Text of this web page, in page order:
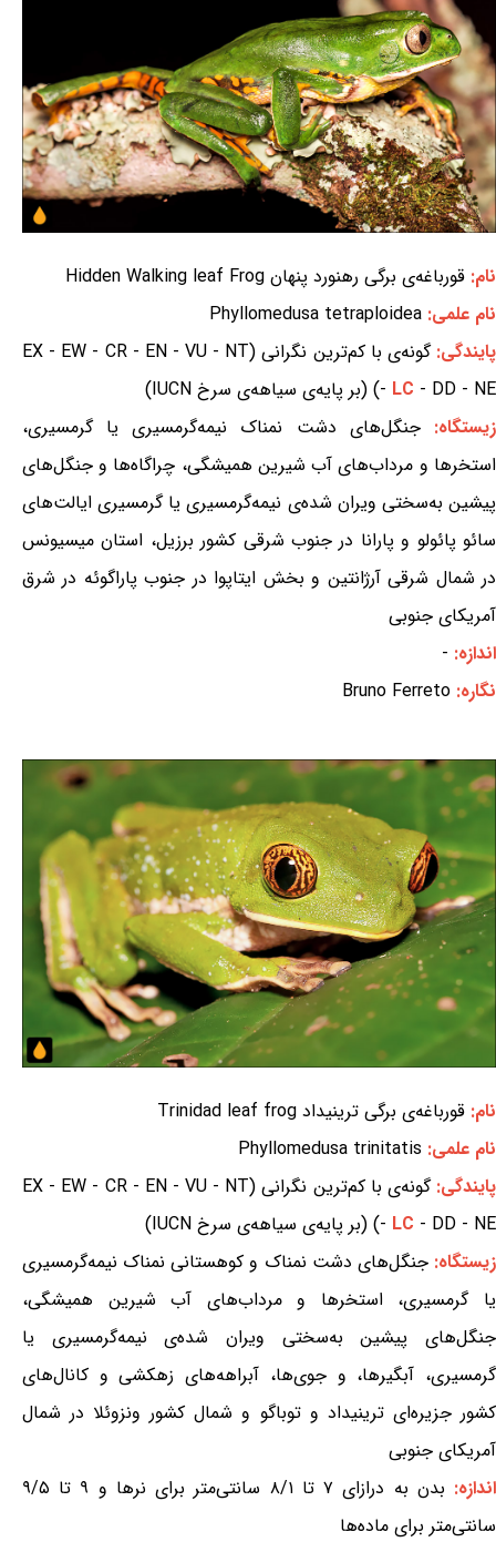
نام: قورباغه‌ی برگی رهنورد پنهان Hidden Walking leaf Frog
نام علمی: Phyllomedusa tetraploidea
پایندگی:
گونه‌ی با کم‌ترین نگرانی (EX - EW - CR - EN - VU - NT
- LC - DD - NE) (بر پایه‌ی سیاهه‌ی سرخ IUCN)
زیستگاه:جنگل‌های دشت نمناک نیمه‌گرمسیری یا گرمسیری،
استخرها و مرداب‌های آب شیرین همیشگی، چراگاه‌ها و جنگل‌های
پیشین به‌سختی ویران شده‌ی نیمه‌گرمسیری یا گرمسیری ایالت‌های
سائو پائولو و پارانا در جنوب شرقی کشور برزیل، استان میسیونس
در شمال شرقی آرژانتین و بخش ایتاپوا در جنوب پاراگوئه در شرق
آمریکای جنوبی
اندازه: -
نگاره: Bruno Ferreto
نام: قورباغه‌ی برگی ترینیداد Trinidad leaf frog
نام علمی: Phyllomedusa trinitatis
پایندگی:
گونه‌ی با کم‌ترین نگرانی (EX - EW - CR - EN - VU - NT
- LC - DD - NE) (بر پایه‌ی سیاهه‌ی سرخ IUCN)
زیستگاه:جنگل‌های دشت نمناک و کوهستانی نمناک نیمه‌گرمسیری
یا گرمسیری، استخرها و مرداب‌های آب شیرین همیشگی،
جنگل‌های پیشین به‌سختی ویران شده‌ی نیمه‌گرمسیری یا
گرمسیری، آبگیرها، و جوی‌ها، آبراهه‌های زهکشی و کانال‌های
کشور جزیره‌ای ترینیداد و توباگو و شمال کشور ونزوئلا در شمال
آمریکای جنوبی
اندازه:
بدن به درازای ۷ تا ۸/۱ سانتی‌متر برای نرها و ۹ تا ۹/۵
سانتی‌متر برای ماده‌ها